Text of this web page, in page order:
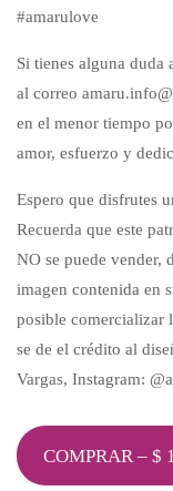
#amarulove
Si tienes alguna duda
al correo
en el menor tiempo
amor, esfuerzo y
Espero que disfrutes
Recuerda que este
NO se puede vender,
imagen contenida en
posible comercializar
se de el crédito al
Vargas, Instagram:
COMPRAR –$